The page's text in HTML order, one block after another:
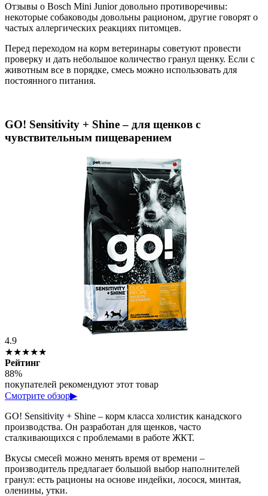
Отзывы о Bosch Mini Junior довольно противоречивы:
некоторые собаководы довольны рационом, другие говорят о
частых аллергических реакциях питомцев.
Перед переходом на корм ветеринары советуют провести
проверку и дать небольшое количество гранул щенку. Если с
животным все в порядке, смесь можно использовать для
постоянного питания.
GO! Sensitivity + Shine – для щенков с
чувствительным пищеварением
4.9
★★★★★
Рейтинг
88%
покупателей рекомендуют этот товар
Смотрите обзор▶
GO! Sensitivity + Shine – корм класса холистик канадского
производства. Он разработан для щенков, часто
сталкивающихся с проблемами в работе ЖКТ.
Вкусы смесей можно менять время от времени –
производитель предлагает большой выбор наполнителей
гранул: есть рационы на основе индейки, лосося, минтая,
оленины, утки.